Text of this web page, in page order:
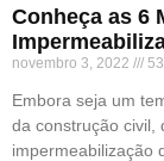
Conheça as 6
novembro 3, 2022
Embora seja um
da construção civil,
impermeabilização